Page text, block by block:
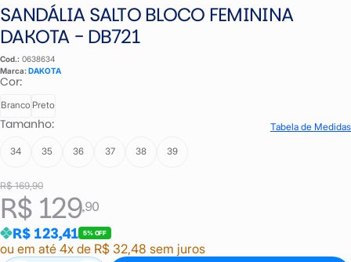
SANDÁLIA SALTO BLOCO FEMININA
DAKOTA - DB721
Cod.: 0638634
Marca: DAKOTA
R$ 169,90
R$ 129,90
R$ 123,41 5% OFF
ou em até 4x de R$ 32,48 sem juros
Cor:
Branco Preto
Tamanho: Tabela de Medidas
34 35 36 37 38 39